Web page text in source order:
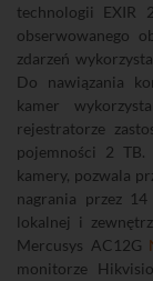
technologii EXIR
obserwowanego
zdarzeń
Do nawiązania
kamer
rejestratorze
pojemności 2 TB.
kamery, pozwala
nagrania przez
lokalnej i
Mercusys AC12G
monitorze